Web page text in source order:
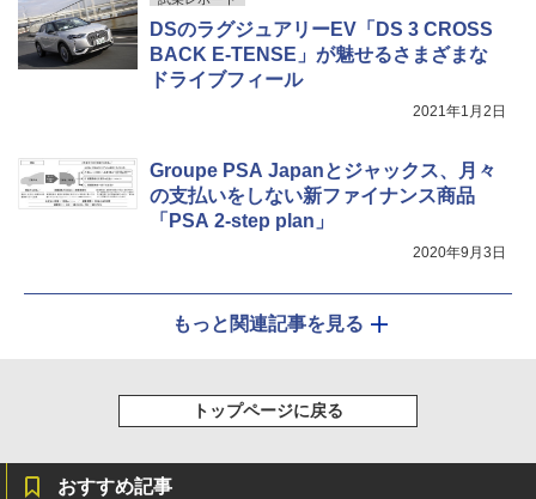
DSのラグジュアリーEV「DS 3 CROSS
BACK E-TENSE」が魅せるさまざまな
ドライブフィール
2021年1月2日
Groupe PSA Japanとジャックス、月々
の支払いをしない新ファイナンス商品
「PSA 2-step plan」
2020年9月3日
もっと関連記事を見る
トップページに戻る
おすすめ記事